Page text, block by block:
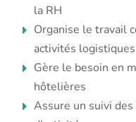
la RH
Organise le travail
activités logistiques
Gère le besoin en
hôtelières
Assure un suivi